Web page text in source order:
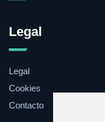
Legal
Legal
Cookies
Contacto